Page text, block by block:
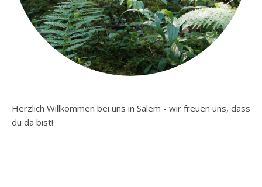
Herzlich Willkommen bei uns in Salem - wir freuen uns, dass
du da bist!